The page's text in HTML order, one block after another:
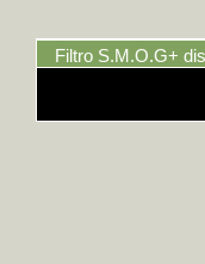
Filtro S.M.O.G+